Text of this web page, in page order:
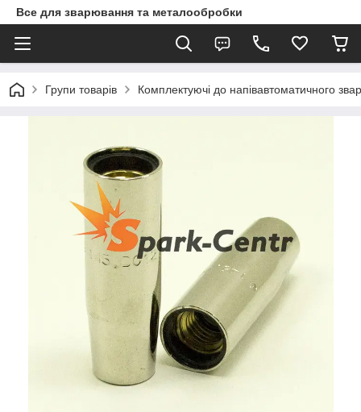
Все для зварювання та металообробки
Групи товарів Комплектуючі до напівавтоматичного